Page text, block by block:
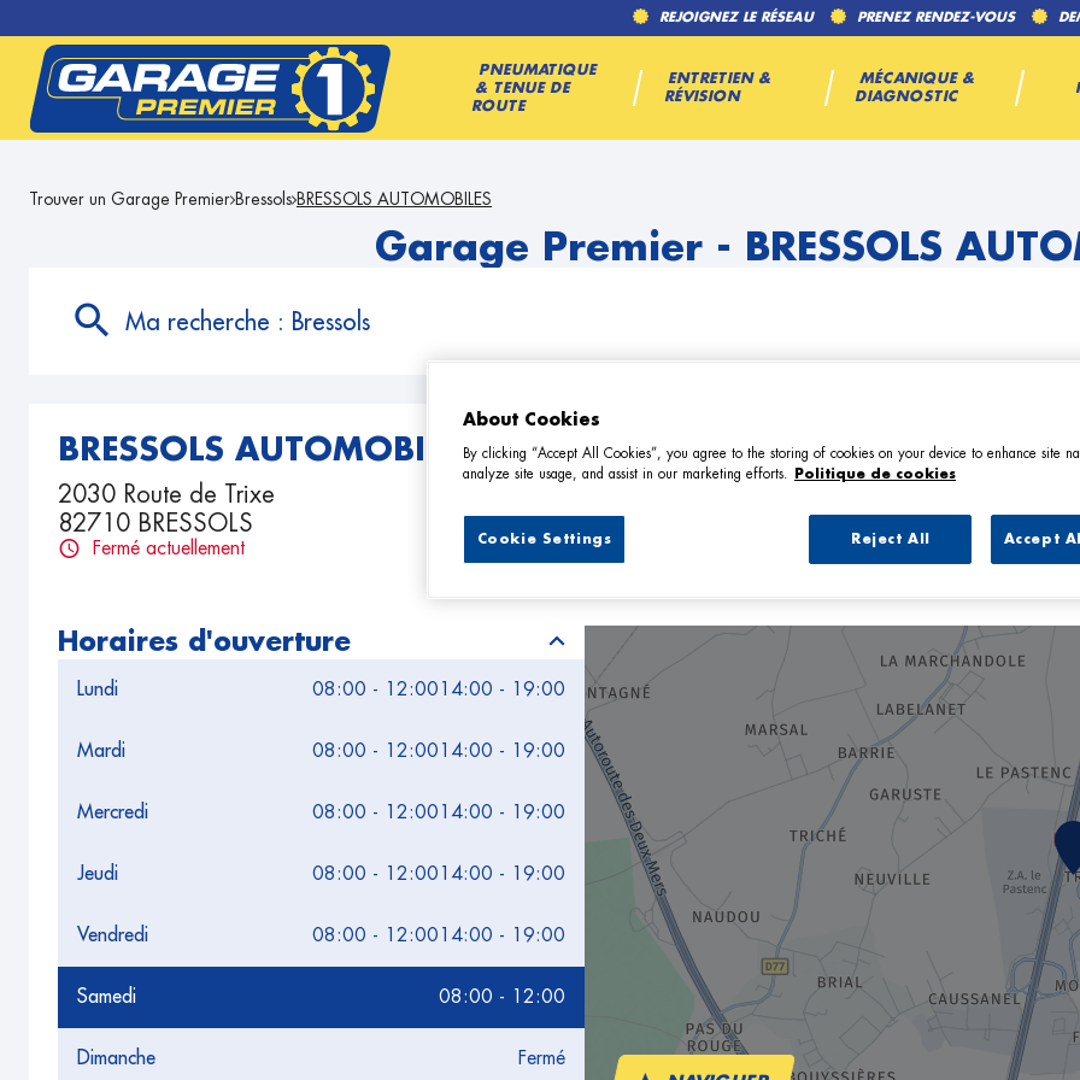
REJOIGNEZ LE RÉSEAU PRENEZ RENDEZ-VOUS
PNEUMATIQUE
& TENUE DE
ROUTE
ENTRETIEN &
RÉVISION
MÉCANIQUE &
DIAGNOSTIC
Trouver un Garage Premier Bressols BRESSOLS AUTOMOBILES
Garage Premier - BRESSOLS
Ma recherche : Bressols
BRESSOLS AUTOMOBILES
2030 Route de Trixe
82710 BRESSOLS
Fermé actuellement
Horaires d'ouverture
Lundi 08:00 - 12:00 14:00 - 19:00
Mardi 08:00 - 12:00 14:00 - 19:00
Mercredi 08:00 - 12:00 14:00 - 19:00
Jeudi 08:00 - 12:00 14:00 - 19:00
Vendredi 08:00 - 12:00 14:00 - 19:00
Samedi 08:00 - 12:00
Dimanche Fermé
About Cookies
By clicking “Accept All Cookies”, you agree to the storing of cookies on your device to enhance site
analyze site usage, and assist in our marketing efforts.
Politique de cookies
Reject All Accept
Cookie Settings